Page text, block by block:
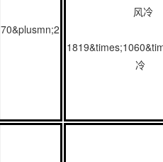
70&plusmn;2
风冷
冷